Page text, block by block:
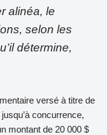
alinéa, le
selon les
détermine,
versé à titre de
concurrence,
montant de 20 000 $